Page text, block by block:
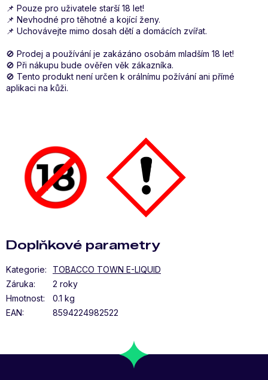
📌 Pouze pro uživatele starší 18 let!
📌 Nevhodné pro těhotné a kojící ženy.
📌 Uchovávejte mimo dosah dětí a domácích zvířat.
🚫 Prodej a používání je zakázáno osobám mladším 18 let!
🚫 Při nákupu bude ověřen věk zákazníka.
🚫 Tento produkt není určen k orálnímu požívání ani přímé
aplikaci na kůži.
Doplňkové parametry
Kategorie:
TOBACCO TOWN E-LIQUID
Záruka:
2 roky
Hmotnost:
0.1 kg
EAN: 8594224982522